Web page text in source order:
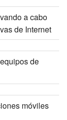
a cabo
de Internet
de
móviles